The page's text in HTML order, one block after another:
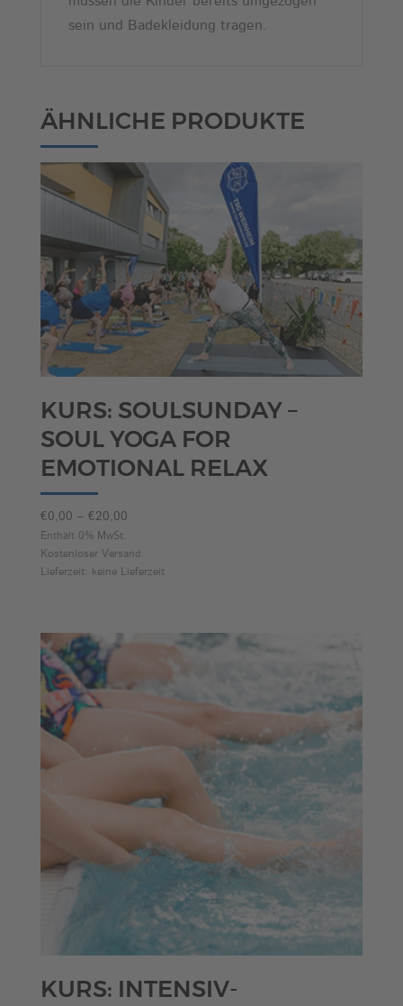
sein und Badekleidung tragen.
ÄHNLICHE PRODUKTE
KURS: SOULSUNDAY –
SOUL YOGA FOR
EMOTIONAL RELAX
€0,00 – €20,00Preisspanne:
bis
€20,00
Enthält 0% MwSt.
Kostenloser Versand
Lieferzeit: keine Lieferzeit
KURS: INTENSIV-